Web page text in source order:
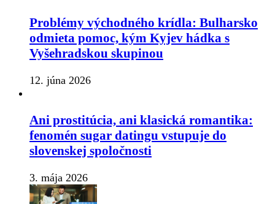
Problémy východného krídla: Bulharsko
odmieta pomoc, kým Kyjev hádka s
Vyšehradskou skupinou
12. júna 2026
Ani prostitúcia, ani klasická romantika:
fenomén sugar datingu vstupuje do
slovenskej spoločnosti
3. mája 2026